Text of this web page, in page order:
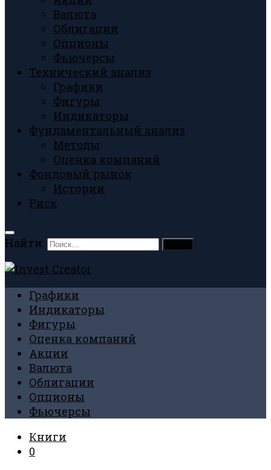
Валюта
Облигации
Опционы
Фьючерсы
Технический анализ
Графики
Фигуры
Индикаторы
Фундаментальный анализ
Методы
Оценка компаний
Фондовый рынок
Истории
Риск
Найти:
Графики
Индикаторы
Фигуры
Оценка компаний
Акции
Валюта
Облигации
Опционы
Фьючерсы
Книги
0